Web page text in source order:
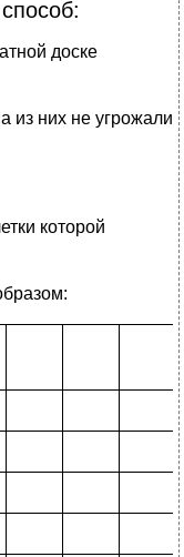
доске
из них не угрожали
которой